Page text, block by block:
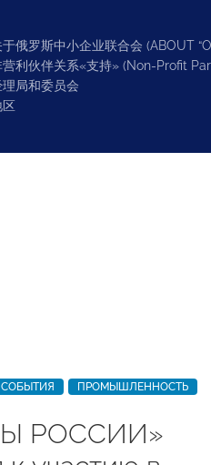
于俄罗斯中小企业联合会 (ABOUT
营利伙伴关系«支持» (Non-Profit
理局和委员会
区
ПРОМЫШЛЕННОСТЬ
РОССИИ»